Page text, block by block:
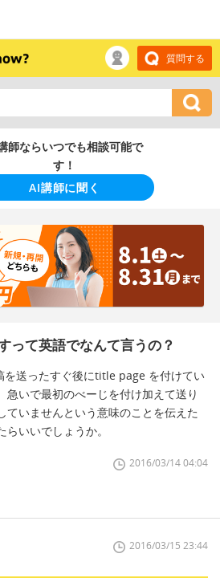
質問する
師ならいつでも相談可能で
す！
AI講師に聞く
って英語でなんて言うの？
送ったすぐ後にtitle page を付けてい
急いで最初のべーじを付け加えて送り
ていませんという意味のことを伝えた
いいでしょうか。
2016/03/14 04:04
2016/03/15 23:44